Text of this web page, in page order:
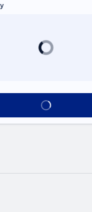
Book appointment